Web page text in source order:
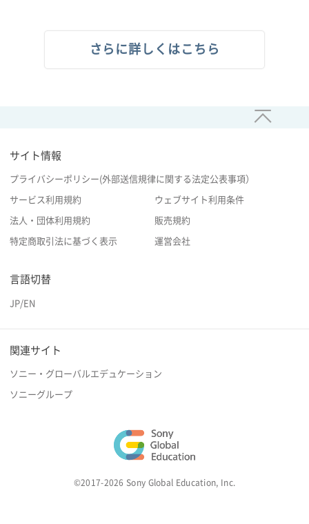
さらに詳しくはこちら
サイト情報
プライバシーポリシー(外部送信規律に関する法定公表事項）
サービス利用規約 ウェブサイト利用条件
法人・団体利用規約 販売規約
特定商取引法に基づく表示 運営会社
言語切替
JP/EN
関連サイト
ソニー・グローバルエデュケーション
ソニーグループ
©2017-2026 Sony Global Education, Inc.